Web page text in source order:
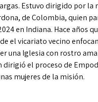
Estuvo dirigido por la
de Colombia, quien
en Indiana. Hace años
el vicariato vecino
una Iglesia con rostro
dirigió el proceso de
mujeres de la misión.